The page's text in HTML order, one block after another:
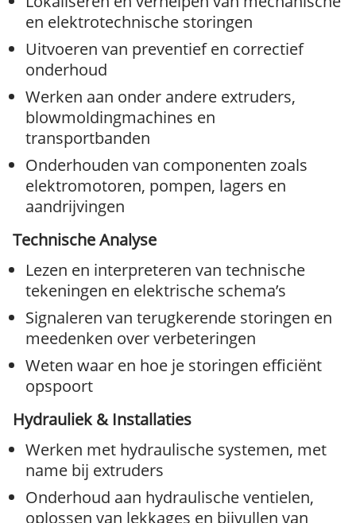
en elektrotechnische storingen
Uitvoeren van preventief en correctief
onderhoud
Werken aan onder andere extruders,
blowmoldingmachines en
transportbanden
Onderhouden van componenten zoals
elektromotoren, pompen, lagers en
aandrijvingen
Technische Analyse
Lezen en interpreteren van technische
tekeningen en elektrische schema’s
Signaleren van terugkerende storingen en
meedenken over verbeteringen
Weten waar en hoe je storingen efficiënt
opspoort
Hydrauliek & Installaties
Werken met hydraulische systemen, met
name bij extruders
Onderhoud aan hydraulische ventielen,
oplossen van lekkages en bijvullen van